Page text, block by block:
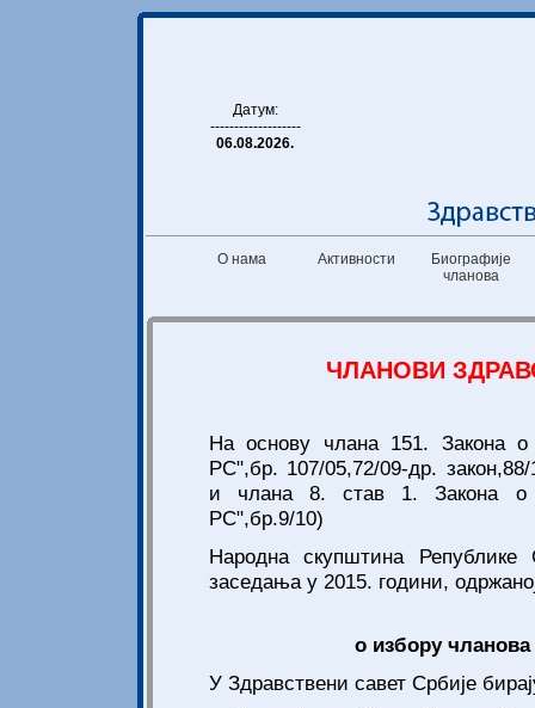
Датум:
-------------------
06.08.2026.
О нама Активности
Биографије
чланова
ЧЛАНОВИ
На основу члана 151. Закона о
РС",бр. 107/05,72/09-др.
и члана 8. став 1. Закона о
РС",бр.9/10)
Народна скупштина Републике
заседања у 2015. години,
о избору чланова
У Здравствени савет Србије